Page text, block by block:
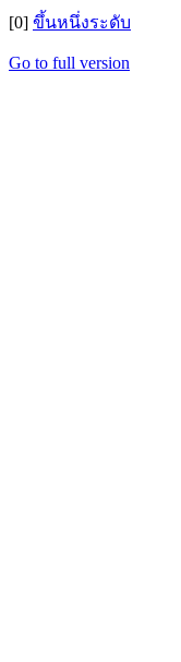
[0] ขึ้นหนึ่งระดับ
Go to full version